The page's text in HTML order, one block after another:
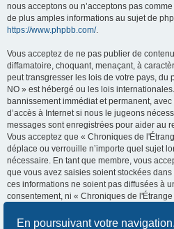
En poursuivant votre
nous acceptons ou n’acceptons pas
de plus amples informations au sujet de
https://www.phpbb.com/.
Vous acceptez de ne pas publier de
diffamatoire, choquant, menaçant, à
peut transgresser les lois de votre pays, du
NO » est hébergé ou les lois
bannissement immédiat et permanent,
d’accès à Internet si nous le jugeons
messages sont enregistrées pour aider au
Vous acceptez que « Chroniques de
déplace ou verrouille n’importe quel sujet
nécessaire. En tant que membre, vous
que vous avez saisies soient stockées
ces informations ne soient pas diffusées à
consentement, ni « Chroniques de
compromettre les données.